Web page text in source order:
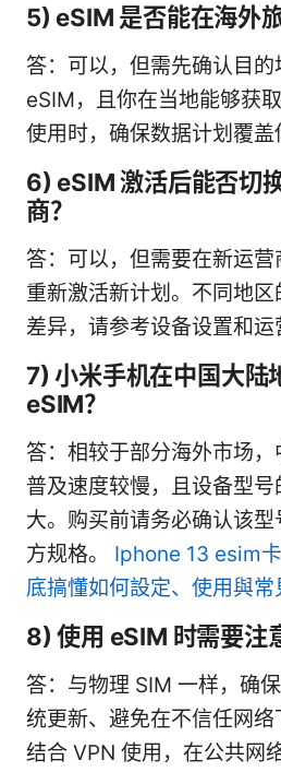
5) eSIM 是否能在海外
答：可以，但需先确认目
eSIM，且你在当地能够获
使用时，确保数据计划覆盖
6) eSIM 激活后能否切
商？
答：可以，但需要在新运
重新激活新计划。不同地
差异，请参考设备设置和运
7) 小米手机在中国大陆
eSIM？
答：相较于部分海外市场
普及速度较慢，且设备型
大。购买前请务必确认该
方规格。 Iphone 13 esim
底搞懂如何設定、使用與
8) 使用 eSIM 时需要注
答：与物理 SIM 一样，确
统更新、避免在不信任网
结合 VPN 使用，在公共网